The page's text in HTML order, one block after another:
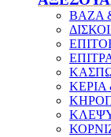
ΒΑΖΑ